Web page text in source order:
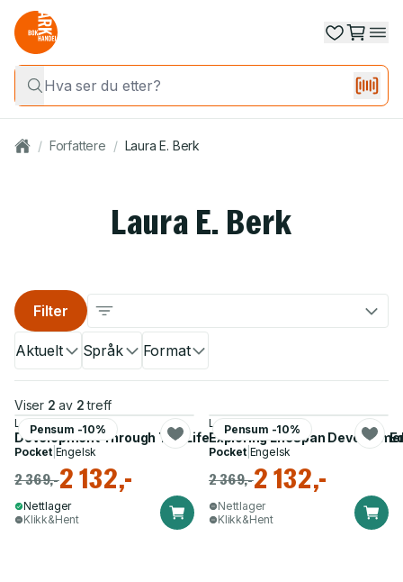
/ Forfattere / Laura E. Berk
Laura E. Berk
Aktuelt Språk Format
Filter
Viser 2 av 2 treff
Pensum -10%
Laura E. Berk
Development Through The Lifespan - International Student
Pocket| Engelsk
2 369,-2 132,-
Nettlager
Klikk&Hent
Pensum -10%
Laura E. Berk
Exploring Lifespan
Pocket| Engelsk
2 369,-2 132,-
Nettlager
Klikk&Hent